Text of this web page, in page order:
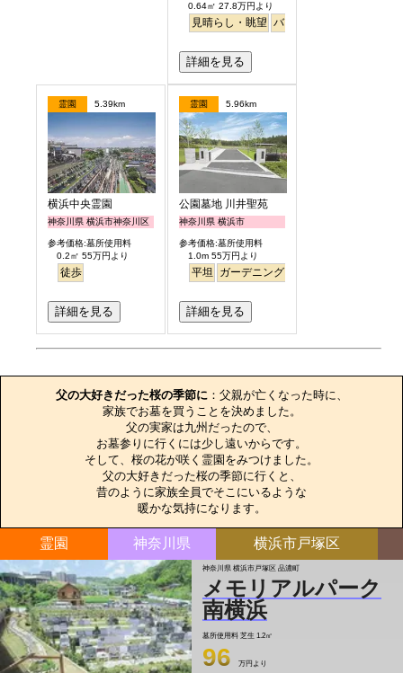
0.64㎡ 27.8万円より
見晴らし・眺望 バリアフリー
詳細を見る
霊園 5.39km
横浜中央霊園
神奈川県 横浜市神奈川区
参考価格:墓所使用料
0.2㎡ 55万円より
徒歩
詳細を見る
霊園 5.96km
公園墓地 川井聖苑
神奈川県 横浜市
参考価格:墓所使用料
1.0m 55万円より
平坦 ガーデニング
詳細を見る
父の大好きだった桜の季節に：父親が亡くなった時に、
家族でお墓を買うことを決めました。
父の実家は九州だったので、
お墓参りに行くには少し遠いからです。
そして、桜の花が咲く霊園をみつけました。
父の大好きだった桜の季節に行くと、
昔のように家族全員でそこにいるような
暖かな気持になります。
霊園 神奈川県 横浜市戸塚区
神奈川県 横浜市戸塚区 品濃町
メモリアルパーク
南横浜
墓所使用料 芝生 1.2㎡
96 万円より